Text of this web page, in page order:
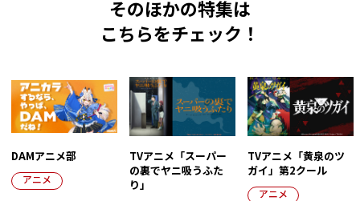
そのほかの特集は
こちらをチェック！
DAMアニメ部
アニメ
TVアニメ「スーパー
の裏でヤニ吸うふた
り」
TVアニメ「黄泉のツ
ガイ」第2クール
アニメ